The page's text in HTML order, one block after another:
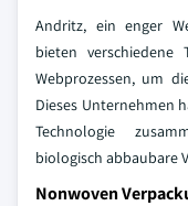
Andritz, ein enger
bieten
Webprozessen, um
Dieses Unternehmen
Technologie
biologisch abbaubare
Nonwoven